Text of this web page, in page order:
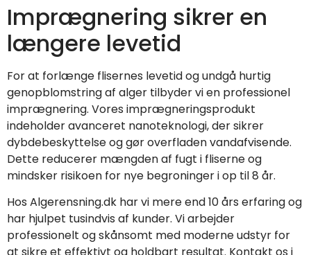
Imprægnering sikrer en
længere levetid
For at forlænge flisernes levetid og undgå hurtig
genopblomstring af alger tilbyder vi en professionel
imprægnering. Vores imprægneringsprodukt
indeholder avanceret nanoteknologi, der sikrer
dybdebeskyttelse og gør overfladen vandafvisende.
Dette reducerer mængden af fugt i fliserne og
mindsker risikoen for nye begroninger i op til 8 år.
Hos Algerensning.dk har vi mere end 10 års erfaring og
har hjulpet tusindvis af kunder. Vi arbejder
professionelt og skånsomt med moderne udstyr for